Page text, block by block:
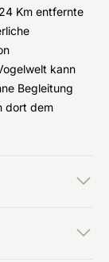
Km entfernte
kann
Begleitung
dort dem